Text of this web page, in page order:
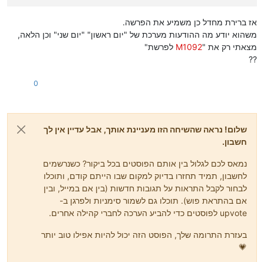
אז ברירת מחדל כן משמיע את הפרשה.
משהוא יודע מה ההודעות מערכת של "יום ראשון" "יום שני" וכן הלאה,
מצאתי רק את "M1092 לפרשת"
??
0
שלום! נראה שהשיחה הזו מעניינת אותך, אבל עדיין אין לך
חשבון.
נמאס לכם לגלול בין אותם הפוסטים בכל ביקור? כשנרשמים
לחשבון, תמיד תחזרו בדיוק למקום שבו הייתם קודם, ותוכלו
לבחור לקבל התראות על תגובות חדשות (בין אם במייל, ובין
אם בהתראת פוש). תוכלו גם לשמור סימניות ולפרגן ב-
upvote לפוסטים כדי להביע הערכה לחברי קהילה אחרים.
בעזרת התרומה שלך, הפוסט הזה יכול להיות אפילו טוב יותר
💗